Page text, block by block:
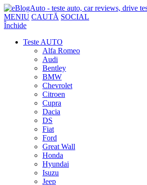
MENIU CAUTĂ SOCIAL
Închide
Teste AUTO
Alfa Romeo
Audi
Bentley
BMW
Chevrolet
Citroen
Cupra
Dacia
DS
Fiat
Ford
Great Wall
Honda
Hyundai
Isuzu
Jeep